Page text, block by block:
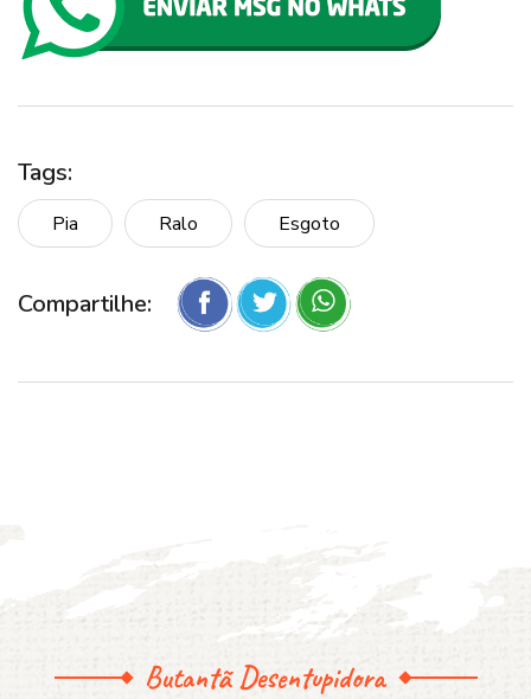
Tags:
Pia Ralo Esgoto
Compartilhe:
Butantã Desentupidora